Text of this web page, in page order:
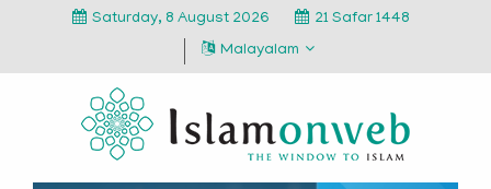
Saturday, 8 August 2026
21 Safar 1448
Malayalam